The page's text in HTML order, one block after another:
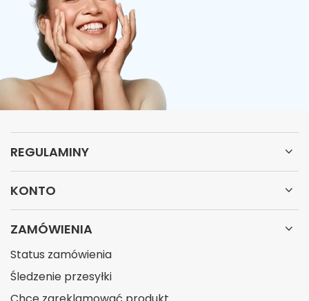
REGULAMINY
KONTO
ZAMÓWIENIA
Status zamówienia
Śledzenie przesyłki